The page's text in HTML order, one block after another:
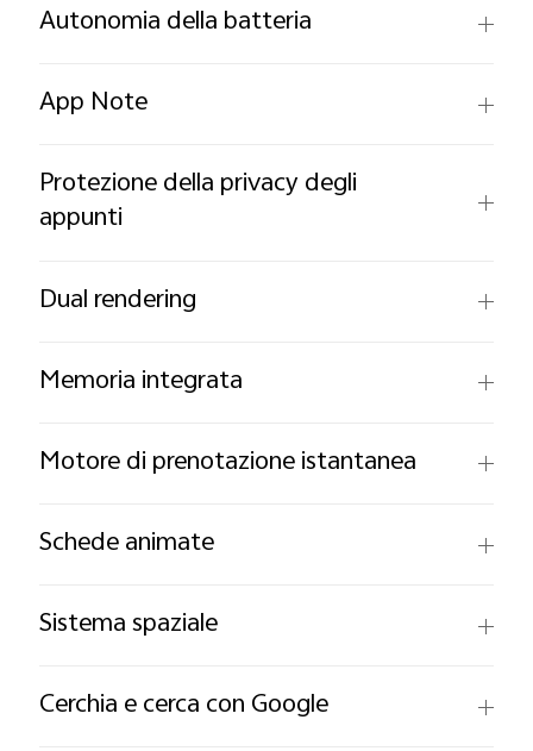
Autonomia della batteria
App Note
Protezione della privacy degli
appunti
Dual rendering
Memoria integrata
Motore di prenotazione istantanea
Schede animate
Sistema spaziale
Cerchia e cerca con Google